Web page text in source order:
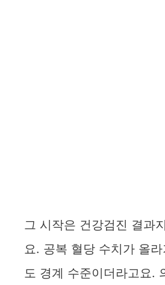
그 시작은 건강검진 결과
요. 공복 혈당 수치가 올
도 경계 수준이더라고요.